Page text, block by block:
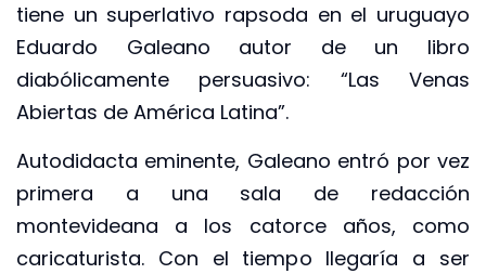
tiene un superlativo rapsoda en el uruguayo
Eduardo Galeano autor de un libro
diabólicamente persuasivo: “Las Venas
Abiertas de América Latina”.
Autodidacta eminente, Galeano entró por vez
primera a una sala de redacción
montevideana a los catorce años, como
caricaturista. Con el tiempo llegaría a ser